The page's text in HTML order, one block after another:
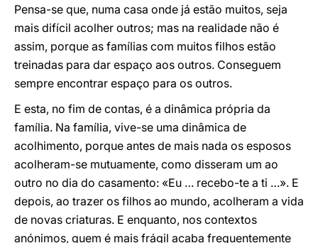
Pensa-se que, numa casa onde já estão muitos, seja
mais difícil acolher outros; mas na realidade não é
assim, porque as famílias com muitos filhos estão
treinadas para dar espaço aos outros. Conseguem
sempre encontrar espaço para os outros.
E esta, no fim de contas, é a dinâmica própria da
família. Na família, vive-se uma dinâmica de
acolhimento, porque antes de mais nada os esposos
acolheram-se mutuamente, como disseram um ao
outro no dia do casamento: «Eu … recebo-te a ti …». E
depois, ao trazer os filhos ao mundo, acolheram a vida
de novas criaturas. E enquanto, nos contextos
anónimos, quem é mais frágil acaba frequentemente